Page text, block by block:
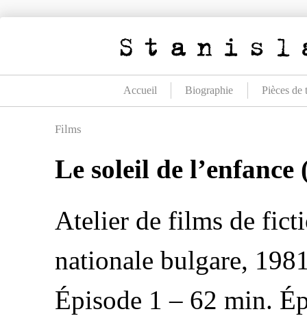
Accueil Biographie Pièces de
Films
Le soleil de l’enfance
Atelier de films de
nationale bulgare,
Épisode 1 – 62 min.